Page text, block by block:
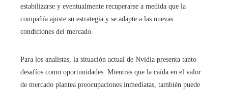
estabilizarse y eventualmente recuperarse a medida que la
compañía ajuste su estrategia y se adapte a las nuevas
condiciones del mercado.
Para los analistas, la situación actual de Nvidia presenta tanto
desafíos como oportunidades. Mientras que la caída en el valor
de mercado plantea preocupaciones inmediatas, también puede